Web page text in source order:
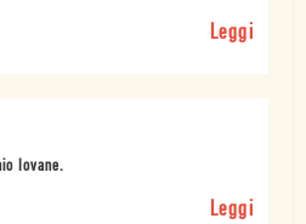
Leggi
Iovane.
Leggi